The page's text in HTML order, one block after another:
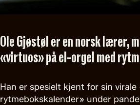
Ole Gjøstøl er en norsk lærer,
«virtuos» på el-orgel med
Han er spesielt kjent for sin virale
rytmebokskalender» under